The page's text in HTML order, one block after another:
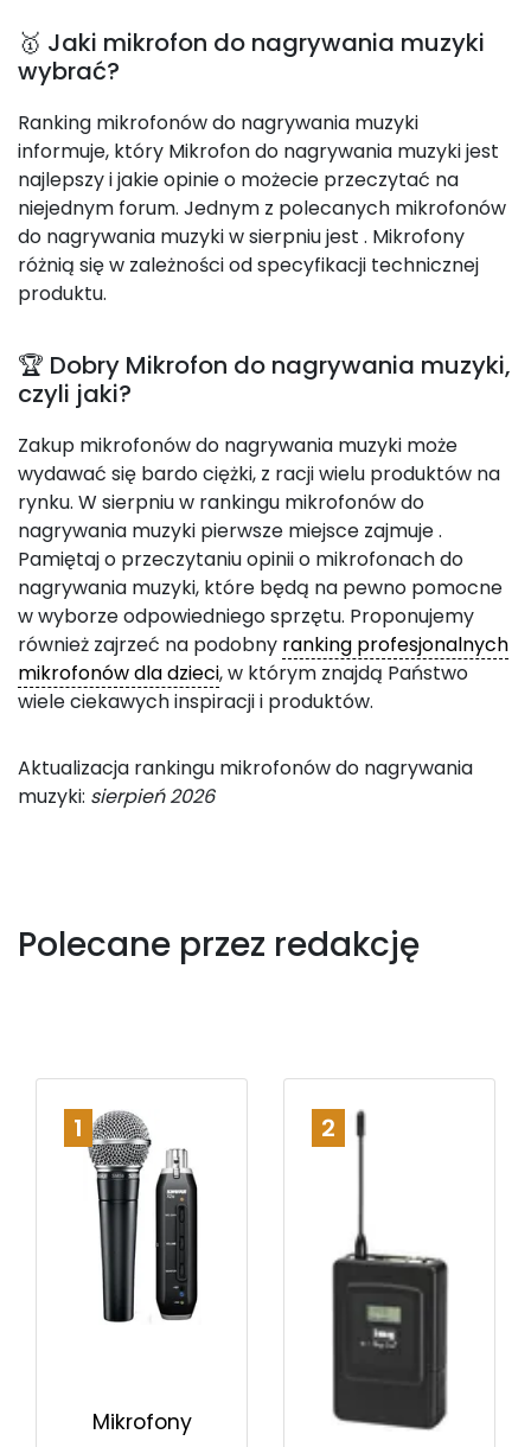
🥇 Jaki mikrofon do nagrywania muzyki
wybrać?
Ranking mikrofonów do nagrywania muzyki
informuje, który Mikrofon do nagrywania muzyki jest
najlepszy i jakie opinie o możecie przeczytać na
niejednym forum. Jednym z polecanych mikrofonów
do nagrywania muzyki w sierpniu jest . Mikrofony
różnią się w zależności od specyfikacji technicznej
produktu.
🏆 Dobry Mikrofon do nagrywania muzyki,
czyli jaki?
Zakup mikrofonów do nagrywania muzyki może
wydawać się bardo ciężki, z racji wielu produktów na
rynku. W sierpniu w rankingu mikrofonów do
nagrywania muzyki pierwsze miejsce zajmuje.
Pamiętaj o przeczytaniu opinii o mikrofonach do
nagrywania muzyki, które będą na pewno pomocne
w wyborze odpowiedniego sprzętu. Proponujemy
również zajrzeć na podobny ranking profesjonalnych
mikrofonów dla dzieci, w którym znajdą Państwo
wiele ciekawych inspiracji i produktów.
Aktualizacja rankingu mikrofonów do nagrywania
muzyki: sierpień 2026
Polecane przez redakcję
1
Mikrofony
2